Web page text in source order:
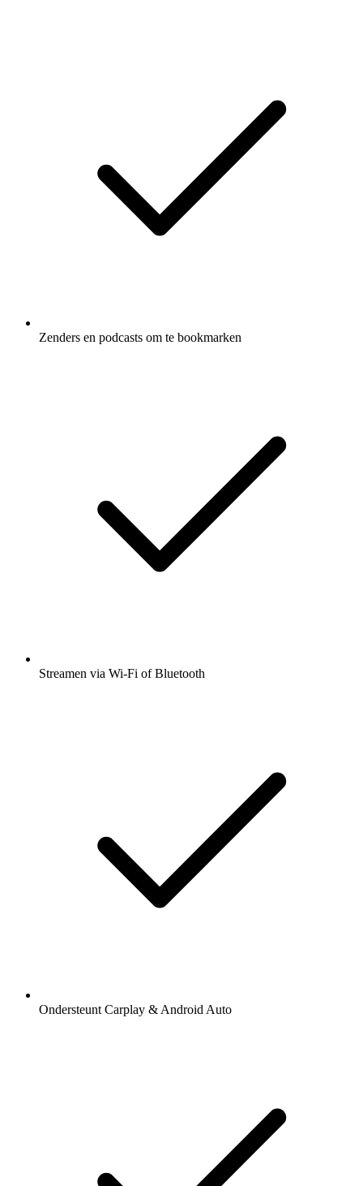
Zenders en podcasts om te bookmarken
Streamen via Wi-Fi of Bluetooth
Ondersteunt Carplay & Android Auto